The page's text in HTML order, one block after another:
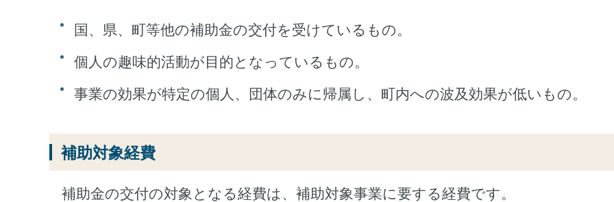
国、県、町等他の補助金の交付を受けているもの。
個人の趣味的活動が目的となっているもの。
事業の効果が特定の個人、団体のみに帰属し、町内への波及効果が低いもの。
補助対象経費
補助金の交付の対象となる経費は、補助対象事業に要する経費です。